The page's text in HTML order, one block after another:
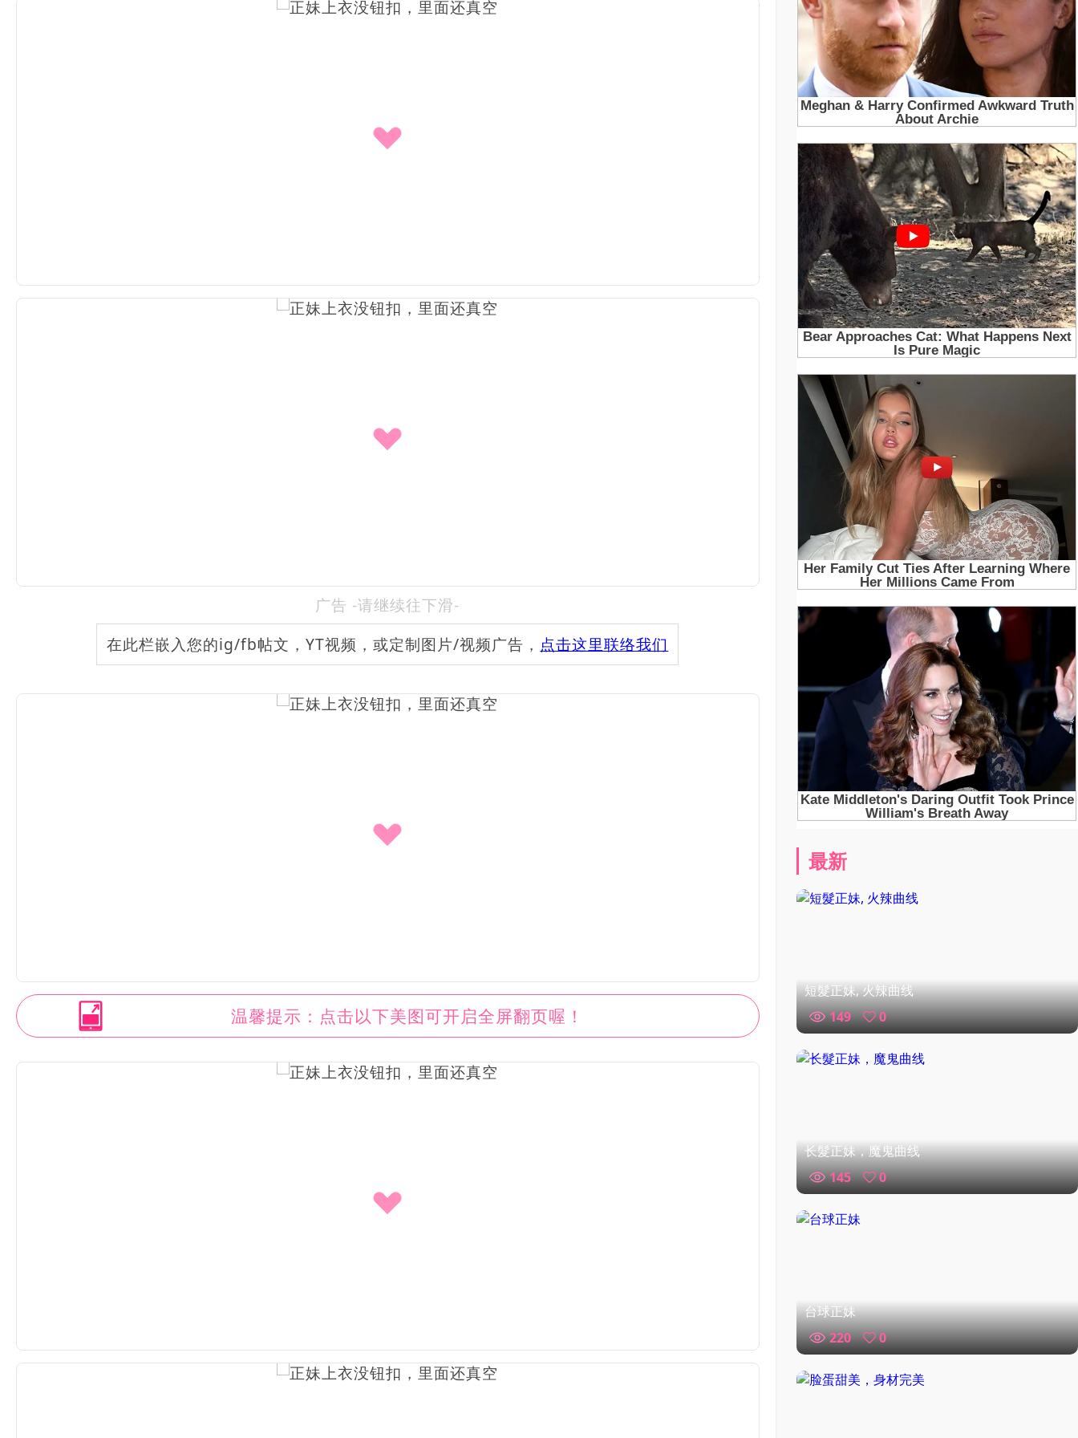
广告 -请继续往下滑-
在此栏嵌入您的ig/fb帖文，YT视频，或定制图片/视频广告， 点击这里联络我们
温馨提示：点击以下美图可开启全屏翻页喔！
最新
短髮正妹, 火辣曲线
149
0
长髮正妹，魔鬼曲线
145
0
台球正妹
220
0